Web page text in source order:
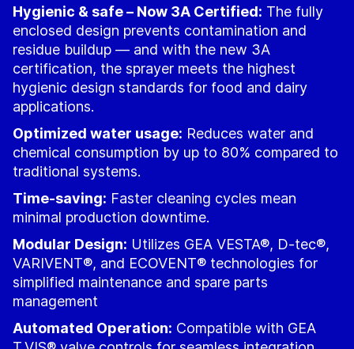
Hygienic & safe – Now 3A Certified: The fully
enclosed design prevents contamination and
residue buildup — and with the new 3A
certification, the sprayer meets the highest
hygienic design standards for food and dairy
applications.
Optimized water usage: Reduces water and
chemical consumption by up to 80% compared to
traditional systems.
Time-saving: Faster cleaning cycles mean
minimal production downtime.
Modular Design: Utilizes GEA VESTA®, D-tec®,
VARIVENT®, and ECOVENT® technologies for
simplified maintenance and spare parts
management
Automated Operation: Compatible with GEA